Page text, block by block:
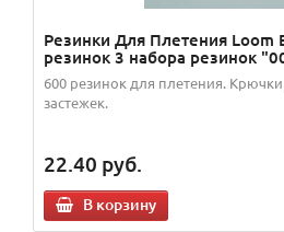
Резинки Для Плетения Loom
резинок 3 набора резинок
600 резинок для плетения.
застежек.
22.40 руб.
В корзину